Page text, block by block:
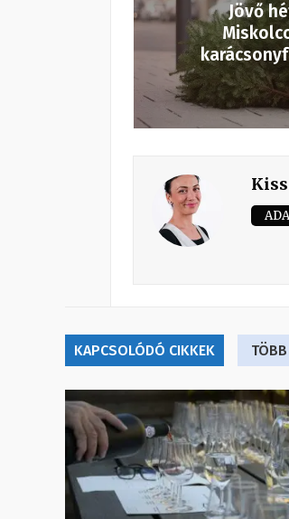
Jövő
KAPCSOLÓDÓ CIKKEK